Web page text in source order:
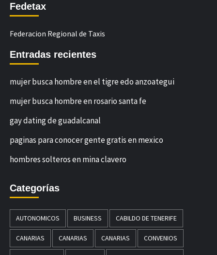
Fedetax
Federacion Regional de Taxis
Entradas recientes
mujer busca hombre en el tigre edo anzoategui
mujer busca hombre en rosario santa fe
gay dating de guadalcanal
paginas para conocer gente gratis en mexico
hombres solteros en mina clavero
Categorías
AUTONOMICOS BUSINESS CABILDO DE TENERIFE
CANARIAS CANARIAS CANARIAS CONVENIOS